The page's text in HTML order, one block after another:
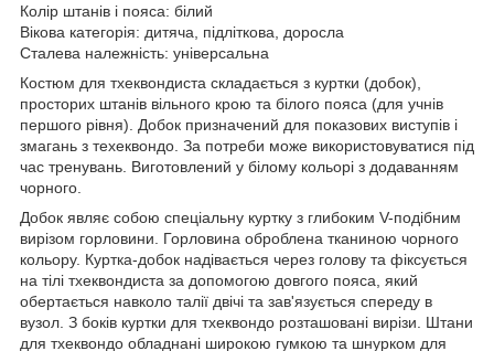
Колір штанів і пояса: білий
Вікова категорія: дитяча, підліткова, доросла
Сталева належність: універсальна
Костюм для тхеквондиста складається з куртки (добок),
просторих штанів вільного крою та білого пояса (для учнів
першого рівня). Добок призначений для показових виступів і
змагань з техеквондо. За потреби може використовуватися під
час тренувань. Виготовлений у білому кольорі з додаванням
чорного.
Добок являє собою спеціальну куртку з глибоким V-подібним
вирізом горловини. Горловина оброблена тканиною чорного
кольору. Куртка-добок надівається через голову та фіксується
на тілі тхеквондиста за допомогою довгого пояса, який
обертається навколо талії двічі та зав'язується спереду в
вузол. З боків куртки для тхеквондо розташовані вирізи. Штани
для тхеквондо обладнані широкою гумкою та шнурком для